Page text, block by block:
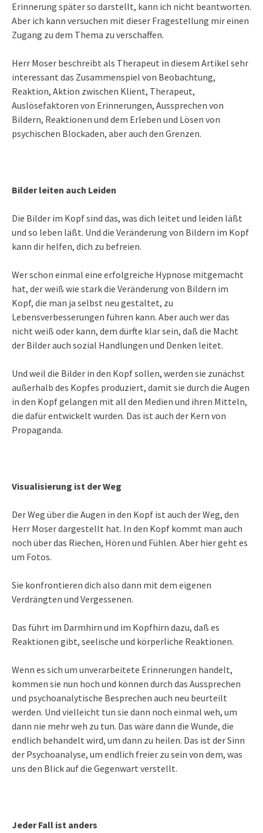
Erinnerung später so darstellt, kann ich nicht beantworten.
Aber ich kann versuchen mit dieser Fragestellung mir einen
Zugang zu dem Thema zu verschaffen.
Herr Moser beschreibt als Therapeut in diesem Artikel sehr
interessant das Zusammenspiel von Beobachtung,
Reaktion, Aktion zwischen Klient, Therapeut,
Auslösefaktoren von Erinnerungen, Aussprechen von
Bildern, Reaktionen und dem Erleben und Lösen von
psychischen Blockaden, aber auch den Grenzen.
Bilder leiten auch Leiden
Die Bilder im Kopf sind das, was dich leitet und leiden läßt
und so leben läßt. Und die Veränderung von Bildern im Kopf
kann dir helfen, dich zu befreien.
Wer schon einmal eine erfolgreiche Hypnose mitgemacht
hat, der weiß wie stark die Veränderung von Bildern im
Kopf, die man ja selbst neu gestaltet, zu
Lebensverbesserungen führen kann. Aber auch wer das
nicht weiß oder kann, dem dürfte klar sein, daß die Macht
der Bilder auch sozial Handlungen und Denken leitet.
Und weil die Bilder in den Kopf sollen, werden sie zunächst
außerhalb des Kopfes produziert, damit sie durch die Augen
in den Kopf gelangen mit all den Medien und ihren Mitteln,
die dafür entwickelt wurden. Das ist auch der Kern von
Propaganda.
Visualisierung ist der Weg
Der Weg über die Augen in den Kopf ist auch der Weg, den
Herr Moser dargestellt hat. In den Kopf kommt man auch
noch über das Riechen, Hören und Fühlen. Aber hier geht es
um Fotos.
Sie konfrontieren dich also dann mit dem eigenen
Verdrängten und Vergessenen.
Das führt im Darmhirn und im Kopfhirn dazu, daß es
Reaktionen gibt, seelische und körperliche Reaktionen.
Wenn es sich um unverarbeitete Erinnerungen handelt,
kommen sie nun hoch und können durch das Aussprechen
und psychoanalytische Besprechen auch neu beurteilt
werden. Und vielleicht tun sie dann noch einmal weh, um
dann nie mehr weh zu tun. Das wäre dann die Wunde, die
endlich behandelt wird, um dann zu heilen. Das ist der Sinn
der Psychoanalyse, um endlich freier zu sein von dem, was
uns den Blick auf die Gegenwart verstellt.
Jeder Fall ist anders